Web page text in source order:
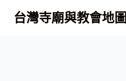
跳
至
台灣寺廟與教會地圖